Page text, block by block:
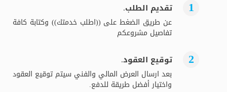
تقديم الطلب.
عن طريق الضغط على ((اطلب خدمتك)) وكتابة كافة
تفاصيل مشروعكم
توقيع العقود.
بعد ارسال العرض المالي والفني سيتم توقيع العقود
واختيار أفضل طريقة للدفع.